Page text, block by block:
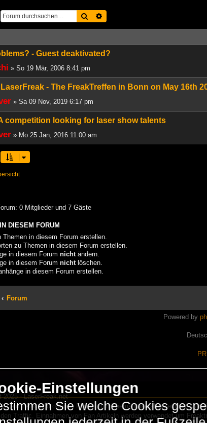
Suche
- Guest deaktivated?
» So 19 Mär, 2006 8:41 pm
- The FreakTreffen in Bonn on May 16th
» Sa 09 Nov, 2019 6:17 pm
competition looking for laser show talents
» Mo 25 Jan, 2016 11:00 am
0 Mitglieder und 7 Gäste
DIESEM FORUM
Themen in diesem Forum erstellen.
zu Themen in diesem Forum erstellen.
in diesem Forum nicht ändern.
in diesem Forum nicht löschen.
in diesem Forum erstellen.
Forum
Powered by
2025 - LaserFreak.net
ist ein freies und offenes Forum zum Thema Lasershowtechnik.
Traffic. Einnahmen von Fan Artikeln werden verwendet um
Einstellungen
Sie welche Cookies